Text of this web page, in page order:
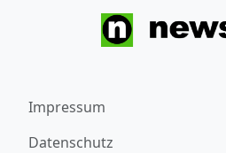
Impressum
Datenschutz